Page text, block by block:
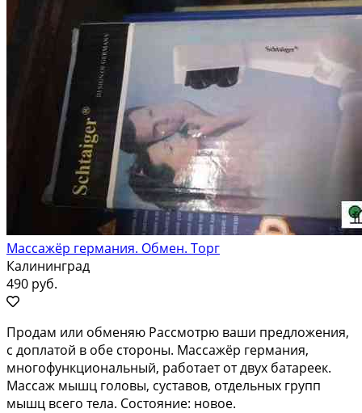
Массажёр германия. Обмен. Торг
Калининград
490 руб.
Продам или обменяю Рассмотрю ваши предложения,
с доплатой в обе стороны. Массажёр германия,
многофункциональный, работает от двух батареек.
Массаж мышц головы, суставов, отдельных групп
мышц всего тела. Состояние: новое.